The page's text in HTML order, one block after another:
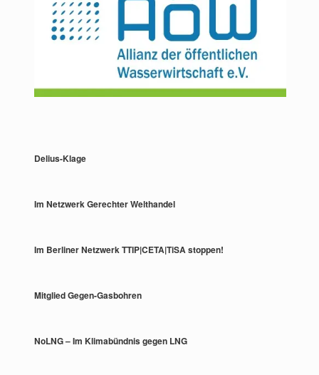
Delius-Klage
Im Netzwerk Gerechter Welthandel
Im Berliner Netzwerk TTIP|CETA|TiSA stoppen!
Mitglied Gegen-Gasbohren
NoLNG – Im Klimabündnis gegen LNG